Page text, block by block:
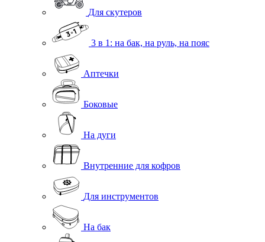
Для скутеров
3 в 1: на бак, на руль, на пояс
Аптечки
Боковые
На дуги
Внутренние для кофров
Для инструментов
На бак